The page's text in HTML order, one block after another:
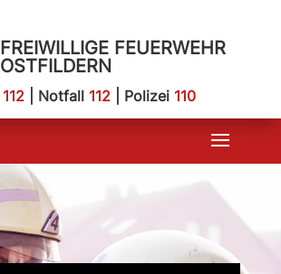
FREIWILLIGE FEUERWEHR
OSTFILDERN
112| Notfall 112| Polizei 110